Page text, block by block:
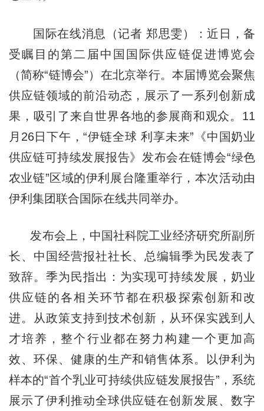
国际在线消息（记者 郑思雯）：近日，备
受瞩目的第二届中国国际供应链促进博览会
（简称“链博会”）在北京举行。本届博览会聚焦
供应链领域的前沿动态，展示了一系列创新成
果，吸引了来自世界各地的参展商和观众。11
月26日下午，“伊链全球 利享未来”《中国奶业
供应链可持续发展报告》发布会在链博会“绿色
农业链”区域的伊利展台隆重举行，本次活动由
伊利集团联合国际在线共同举办。
发布会上，中国社科院工业经济研究所副所
长、中国经营报社社长、总编辑季为民发表了
致辞。季为民指出：为实现可持续发展，奶业
供应链的各相关环节都在积极探索创新和改
进。从政策支持到技术创新，从环保实践到人
才培养，整个行业都在努力构建一个更加高
效、环保、健康的生产和销售体系。以伊利为
样本的“首个乳业可持续供应链发展报告”，系统
展示了伊利推动全球供应链在创新发展、数字